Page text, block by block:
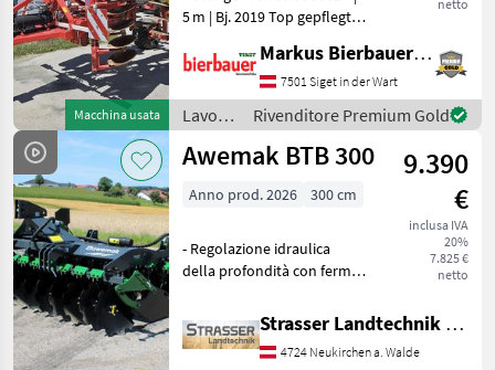
Macchina usata
netto
5 m | Bj. 2019 Top gepflegte
1 Zustand! Arbeitsbreite: 5,
Fahrwerk, Druckluftbremse
Markus Bierbauer GmbH
7501 Siget in der Wart
Lavorazione
terreno
/
Rivenditore Premium Gold
Awemak BTB 300
9.390
€
inclusa IVA
20%
7.825 €
netto
Anno prod. 2026 300 cm
- Regolazione idraulica
della profondità con fermo
LED - Dischi da 560 mm -
Distanza tra le barre
regolabile a 88 cm o 100 cm
Strasser Landtechnik GmbH
4724 Neukirchen a. Walde